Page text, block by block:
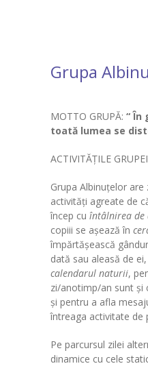
---- Sediul Central
Sediul Central
-- Grupa Albinuțele
-- Grupa
-- Grupa Fluturașii
-- Grupa Iepurașii
-- Grupa
-- Grupa Ursuleții
-- Grupa Vrăbiuțele
Grupa
MOTTO GRUPĂ: “ În
toată lumea se
ACTIVITĂŢILE
Grupa Albinuţelor
activităţi agreate de
încep cu întâlnirea de
copiii se aşează în
împărtăşească
dată sau aleasă de
calendarul naturii,
zi/anotimp/an sunt şi
şi pentru a afla
întreaga activitate de
Pe parcursul zilei
dinamice cu cele